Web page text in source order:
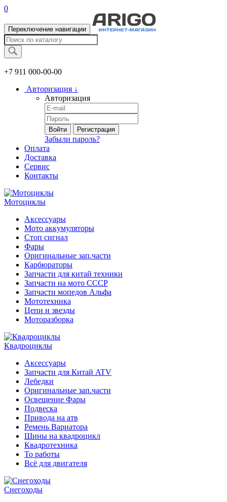
0
Переключение навигации
+7 911 000-00-00
Авторизация ↓
Авторизация
Войти Регистрация
Забыли пароль?
Оплата
Доставка
Сервис
Контакты
Мотоциклы
Аксессуары
Мото аккумуляторы
Стоп сигнал
Фары
Оригинальные зап.части
Карбюраторы
Запчасти для китай техники
Запчасти на мото СССР
Запчасти мопедов Альфа
Мототехника
Цепи и звезды
Моторазборка
Квадроциклы
Аксессуары
Запчасти для Китай ATV
Лебедки
Оригинальные зап.части
Освещение Фары
Подвеска
Привода на атв
Ремень Вариатора
Шины на квадроцикл
Квадротехника
То работы
Всё для двигателя
Снегоходы